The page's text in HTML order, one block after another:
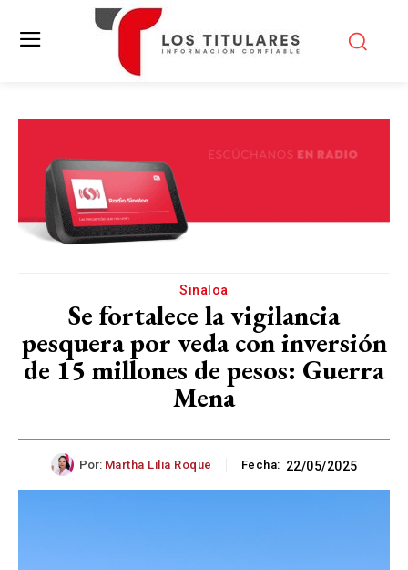
Sinaloa
Se fortalece la vigilancia
pesquera por veda con inversión
de 15 millones de pesos: Guerra
Mena
Por: Martha Lilia Roque Fecha: 22/05/2025